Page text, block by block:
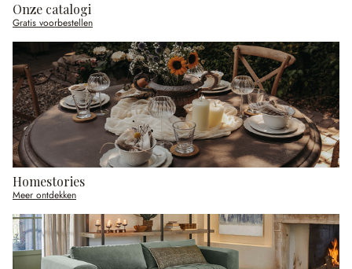
Onze catalogi
Gratis voorbestellen
Homestories
Meer ontdekken